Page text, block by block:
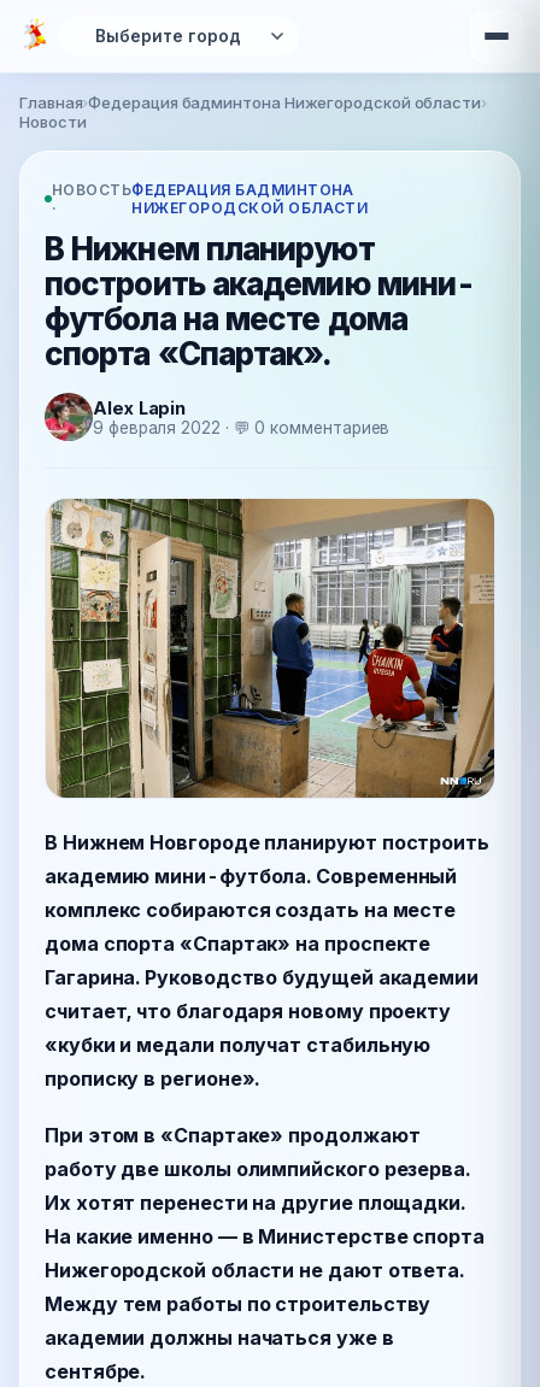
Перейти к основному содержанию
Вы здесь
Главная›Федерация бадминтона Нижегородской области›
Новости
НОВОСТЬ
·
ФЕДЕРАЦИЯ БАДМИНТОНА
НИЖЕГОРОДСКОЙ ОБЛАСТИ
В Нижнем планируют
построить академию мини-
футбола на месте дома
спорта «Спартак».
Alex Lapin
9 февраля 2022 · 💬 0 комментариев
В Нижнем Новгороде планируют построить
академию мини-футбола. Современный
комплекс собираются создать на месте
дома спорта «Спартак» на проспекте
Гагарина. Руководство будущей академии
считает, что благодаря новому проекту
«кубки и медали получат стабильную
прописку в регионе».
При этом в «Спартаке» продолжают
работу две школы олимпийского резерва.
Их хотят перенести на другие площадки.
На какие именно — в Министерстве спорта
Нижегородской области не дают ответа.
Между тем работы по строительству
академии должны начаться уже в
сентябре.